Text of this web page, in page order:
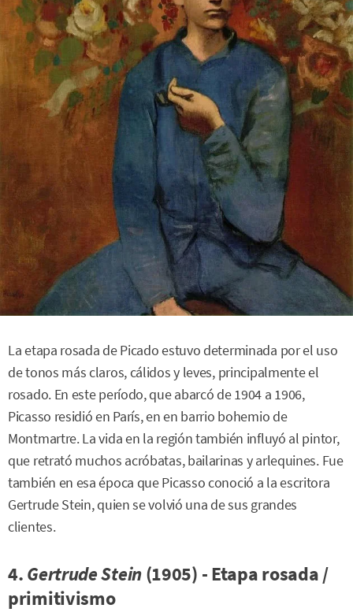
La etapa rosada de Picado estuvo determinada por el uso
de tonos más claros, cálidos y leves, principalmente el
rosado. En este período, que abarcó de 1904 a 1906,
Picasso residió en París, en en barrio bohemio de
Montmartre. La vida en la región también influyó al pintor,
que retrató muchos acróbatas, bailarinas y arlequines. Fue
también en esa época que Picasso conoció a la escritora
Gertrude Stein, quien se volvió una de sus grandes
clientes.
4.Gertrude Stein(1905) - Etapa rosada /
primitivismo